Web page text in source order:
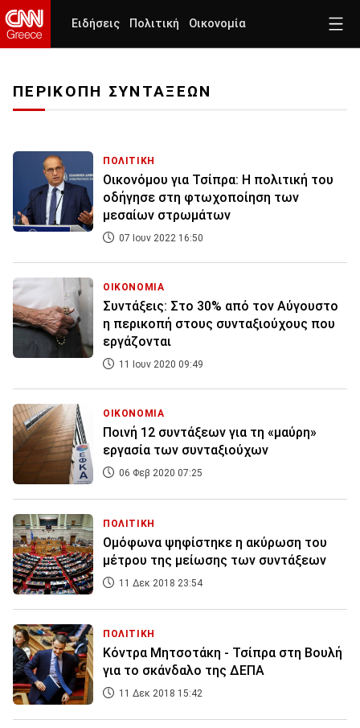
Ειδήσεις Πολιτική Οικονομία
ΠΕΡΙΚΟΠΗ ΣΥΝΤΑΞΕΩΝ
ΠΟΛΙΤΙΚΗ
Οικονόμου για Τσίπρα: Η πολιτική του
οδήγησε στη φτωχοποίηση των
μεσαίων στρωμάτων
07 Ιουν 2022 16:50
ΟΙΚΟΝΟΜΙΑ
Συντάξεις: Στο 30% από τον Αύγουστο
η περικοπή στους συνταξιούχους που
εργάζονται
11 Ιουν 2020 09:49
ΟΙΚΟΝΟΜΙΑ
Ποινή 12 συντάξεων για τη «μαύρη»
εργασία των συνταξιούχων
06 Φεβ 2020 07:25
ΠΟΛΙΤΙΚΗ
Ομόφωνα ψηφίστηκε η ακύρωση του
μέτρου της μείωσης των συντάξεων
11 Δεκ 2018 23:54
ΠΟΛΙΤΙΚΗ
Κόντρα Μητσοτάκη - Τσίπρα στη Βουλή
για το σκάνδαλο της ΔΕΠΑ
11 Δεκ 2018 15:42